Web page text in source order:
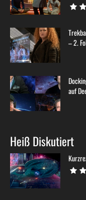
– 2.
auf
Heiß Diskutiert